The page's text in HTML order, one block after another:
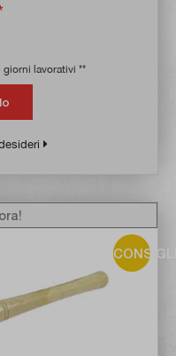
lavorativi **